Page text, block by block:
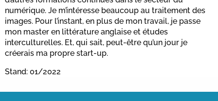
numérique. Je m’intéresse beaucoup au traitement des
images. Pour l’instant, en plus de mon travail, je passe
mon master en littérature anglaise et études
interculturelles. Et, qui sait, peut-être qu’un jour je
créerais ma propre start-up.
Stand: 01/2022